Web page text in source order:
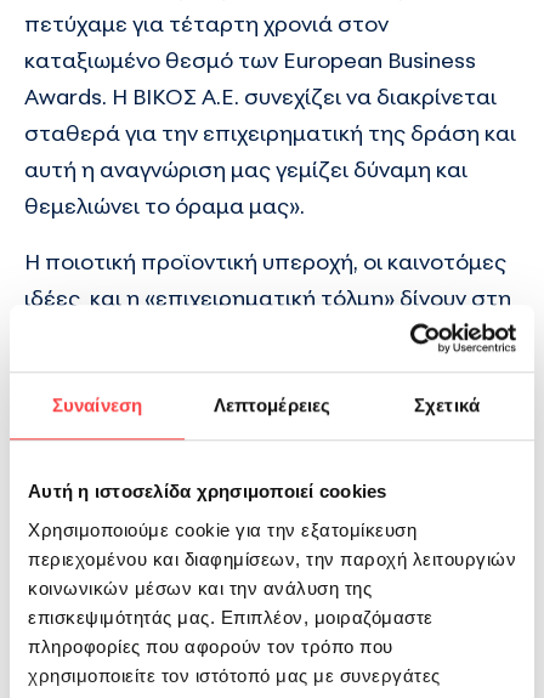
Συναίνεση Λεπτομέρειες Σχετικά
Αυτή η ιστοσελίδα χρησιμοποιεί cookies
Χρησιμοποιούμε cookie για την εξατομίκευση
περιεχομένου και διαφημίσεων, την παροχή λειτουργιών
κοινωνικών μέσων και την ανάλυση της
επισκεψιμότητάς μας. Επιπλέον, μοιραζόμαστε
πληροφορίες που αφορούν τον τρόπο που
χρησιμοποιείτε τον ιστότοπό μας με συνεργάτες
πετύχαμε για τέταρτη χρονιά στον
καταξιωμένο θεσμό των European Business
Awards. Η ΒΙΚΟΣ Α.Ε. συνεχίζει να διακρίνεται
σταθερά για την επιχειρηματική της δράση και
αυτή η αναγνώριση μας γεμίζει δύναμη και
θεμελιώνει το όραμα μας».
Η ποιοτική προϊοντική υπεροχή, οι καινοτόμες
ιδέες και η «επιχειρηματική τόλμη» δίνουν στη
ΒΙΚΟΣ Α.Ε. το πλεονέκτημα και φέτος εν όψει
της αξιολογικής διαδικασίας του
πανευρωπαϊκού διαγωνισμού. Παρά τις
συνθήκες οικονομικής δυσπραγίας, η ελληνική
επιχειρηματικότητα στέκεται ανταγωνιστικά
Ήπειρο που αποτελεί και έδρα της εταιρείας.
Η ΒΙΚΟΣ Α.Ε. ξεχωρίζει έχοντας αποσπάσει
διεθνή βραβεία και διακρίσεις,
εξασφαλίζοντας για τους καταναλωτές